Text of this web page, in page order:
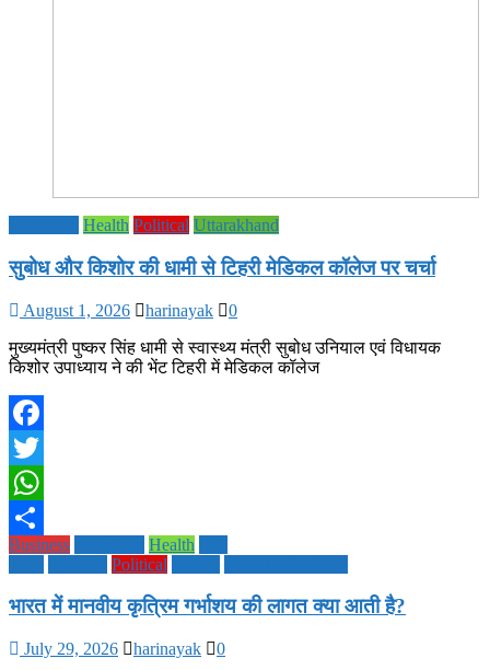
Health Political Uttarakhand
सुबोध और किशोर की धामी से टिहरी मेडिकल कॉलेज पर चर्चा
August 1, 2026 harinayak
0
मुख्यमंत्री पुष्कर सिंह धामी से स्वास्थ्य मंत्री सुबोध उनियाल एवं विधायक
किशोर उपाध्याय ने की भेंट टिहरी में मेडिकल कॉलेज
Facebook
Twitter
WhatsApp
Share
Business Health
Political
भारत में मानवीय कृत्रिम गर्भाशय की लागत क्या आती है?
July 29, 2026 harinayak 0